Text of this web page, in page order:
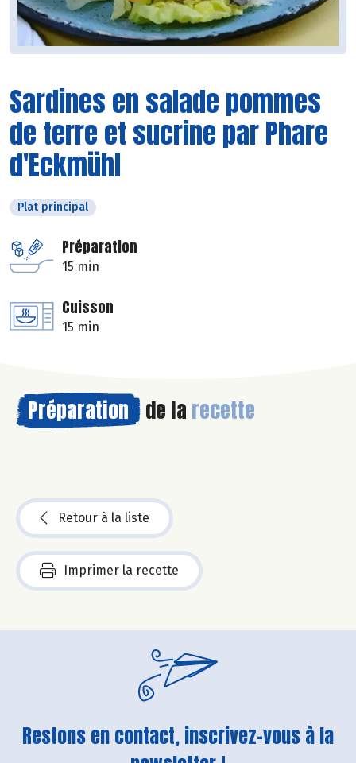
Sardines en salade pommes
de terre et sucrine par Phare
d'Eckmühl
Plat principal
Préparation
15 min
Cuisson
15 min
Préparation de la recette
Retour à la liste
Imprimer la recette
Restons en contact, inscrivez-vous à la